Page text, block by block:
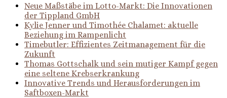
Neue Maßstäbe im Lotto-Markt: Die Innovationen
der Tippland GmbH
Kylie Jenner und Timothée Chalamet: aktuelle
Beziehung im Rampenlicht
Timebutler: Effizientes Zeitmanagement für die
Zukunft
Thomas Gottschalk und sein mutiger Kampf gegen
eine seltene Krebserkrankung
Innovative Trends und Herausforderungen im
Saftboxen-Markt